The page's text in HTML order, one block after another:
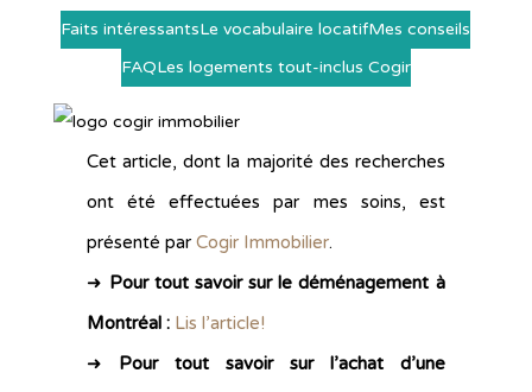
Faits intéressantsLe vocabulaire locatifMes conseils
FAQLes logements tout-inclus Cogir
Cet article, dont la majorité des recherches
ont été effectuées par mes soins, est
présenté parCogir Immobilier.
➜ Pour tout savoir sur le déménagement à
Montréal : Lis l’article!
➜ Pour tout savoir sur l’achat d’une